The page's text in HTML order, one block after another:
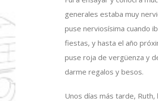
generales estaba muy
puse nerviosísima cuando
fiestas, y hasta el año
puse roja de vergüenza y
darme regalos y besos.
Unos días más tarde,